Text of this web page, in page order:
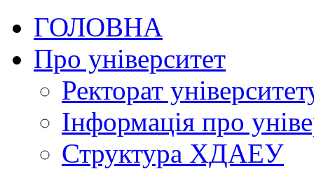
ГОЛОВНА
Про університет
Ректорат
Інформація про
Структура ХДАЕУ